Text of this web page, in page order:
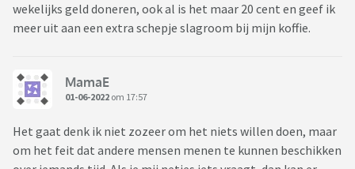
wekelijks geld doneren, ook al is het maar 20 cent en geef ik
meer uit aan een extra schepje slagroom bij mijn koffie.
MamaE
01-06-2022 om 17:57
Het gaat denk ik niet zozeer om het niets willen doen, maar
om het feit dat andere mensen menen te kunnen beschikken